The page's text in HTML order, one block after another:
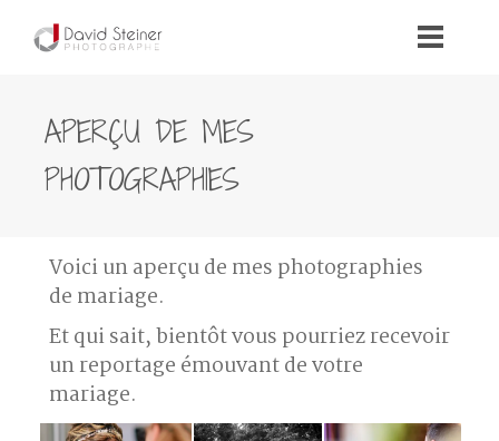
APERÇU DE MES
PHOTOGRAPHIES
Voici un aperçu de mes photographies
de mariage.
Et qui sait, bientôt vous pourriez recevoir
un reportage émouvant de votre
mariage.